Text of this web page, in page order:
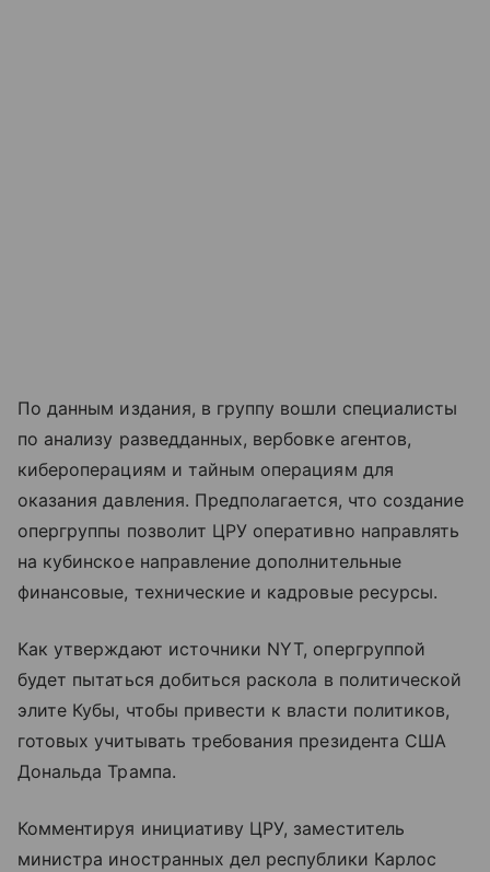
По данным издания, в группу вошли специалисты
по анализу разведданных, вербовке агентов,
кибероперациям и тайным операциям для
оказания давления. Предполагается, что создание
опергруппы позволит ЦРУ оперативно направлять
на кубинское направление дополнительные
финансовые, технические и кадровые ресурсы.
Как утверждают источники NYT, опергруппой
будет пытаться добиться раскола в политической
элите Кубы, чтобы привести к власти политиков,
готовых учитывать требования президента США
Дональда Трампа.
Комментируя инициативу ЦРУ, заместитель
министра иностранных дел республики Карлос